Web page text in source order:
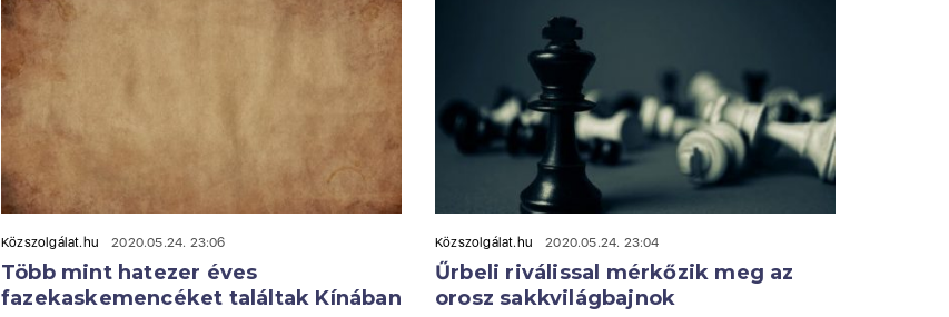
Közszolgálat.hu 2020.05.24. 23:06
Több mint hatezer éves
fazekaskemencéket találtak Kínában
Közszolgálat.hu 2020.05.24. 23:04
Űrbeli riválissal mérkőzik meg az
orosz sakkvilágbajnok